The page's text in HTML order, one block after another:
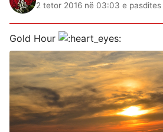
2 tetor 2016 në 03:03 e pasdites
Gold Hour